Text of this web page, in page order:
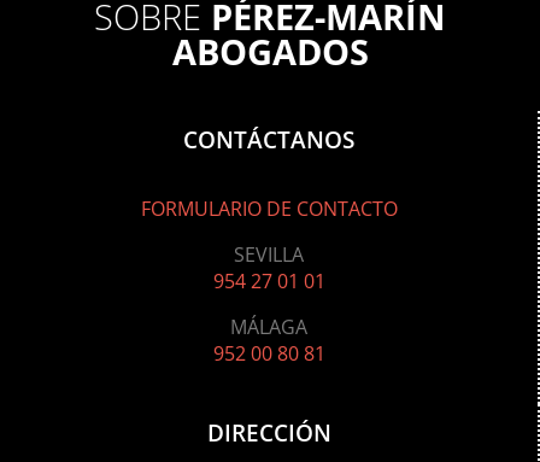
SOBRE PÉREZ-MARÍN
ABOGADOS
CONTÁCTANOS
FORMULARIO DE CONTACTO
SEVILLA
954 27 01 01
MÁLAGA
952 00 80 81
DIRECCIÓN